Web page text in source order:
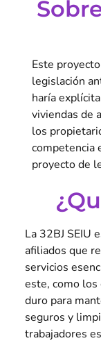
Este
legislación
haría
viviendas de
los
competencia
proyecto de
La 32BJ SEIU
afiliados que
servicios
este, como
duro para
seguros y
trabajadores